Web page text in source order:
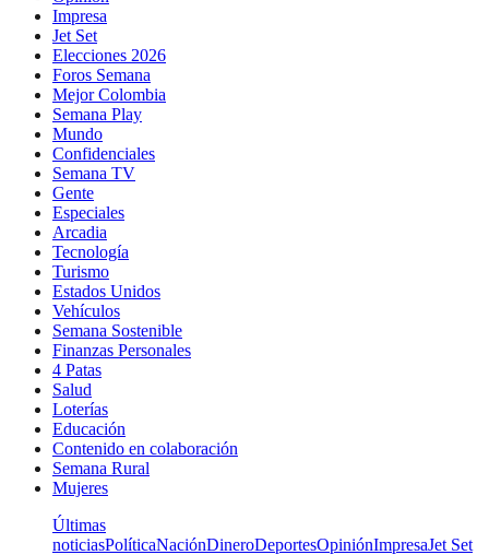
Impresa
Jet Set
Elecciones 2026
Foros Semana
Mejor Colombia
Semana Play
Mundo
Confidenciales
Semana TV
Gente
Especiales
Arcadia
Tecnología
Turismo
Estados Unidos
Vehículos
Semana Sostenible
Finanzas Personales
4 Patas
Salud
Loterías
Educación
Contenido en colaboración
Semana Rural
Mujeres
Últimas
noticiasPolíticaNaciónDineroDeportesOpiniónImpresaJet Set